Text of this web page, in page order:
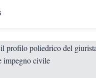
conoscenza, esperienza e